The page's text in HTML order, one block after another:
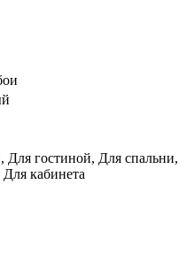
Для гостиной, Для спальни,
кабинета